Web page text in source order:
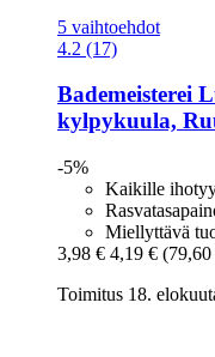
5 vaihtoehdot
4.2 (17)
Bademeisterei
kylpykuula,
-5%
Kaikille
Miellyttävä
3,98 € 4,19 €
Toimitus 18.